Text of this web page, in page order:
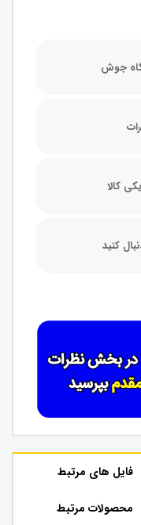
جوش
کالا
کنید
فایل های مرتبط
محصولات مرتبط